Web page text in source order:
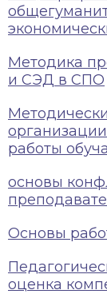
Методика
и СЭД в СПО
работы
основы
Основы
оценка